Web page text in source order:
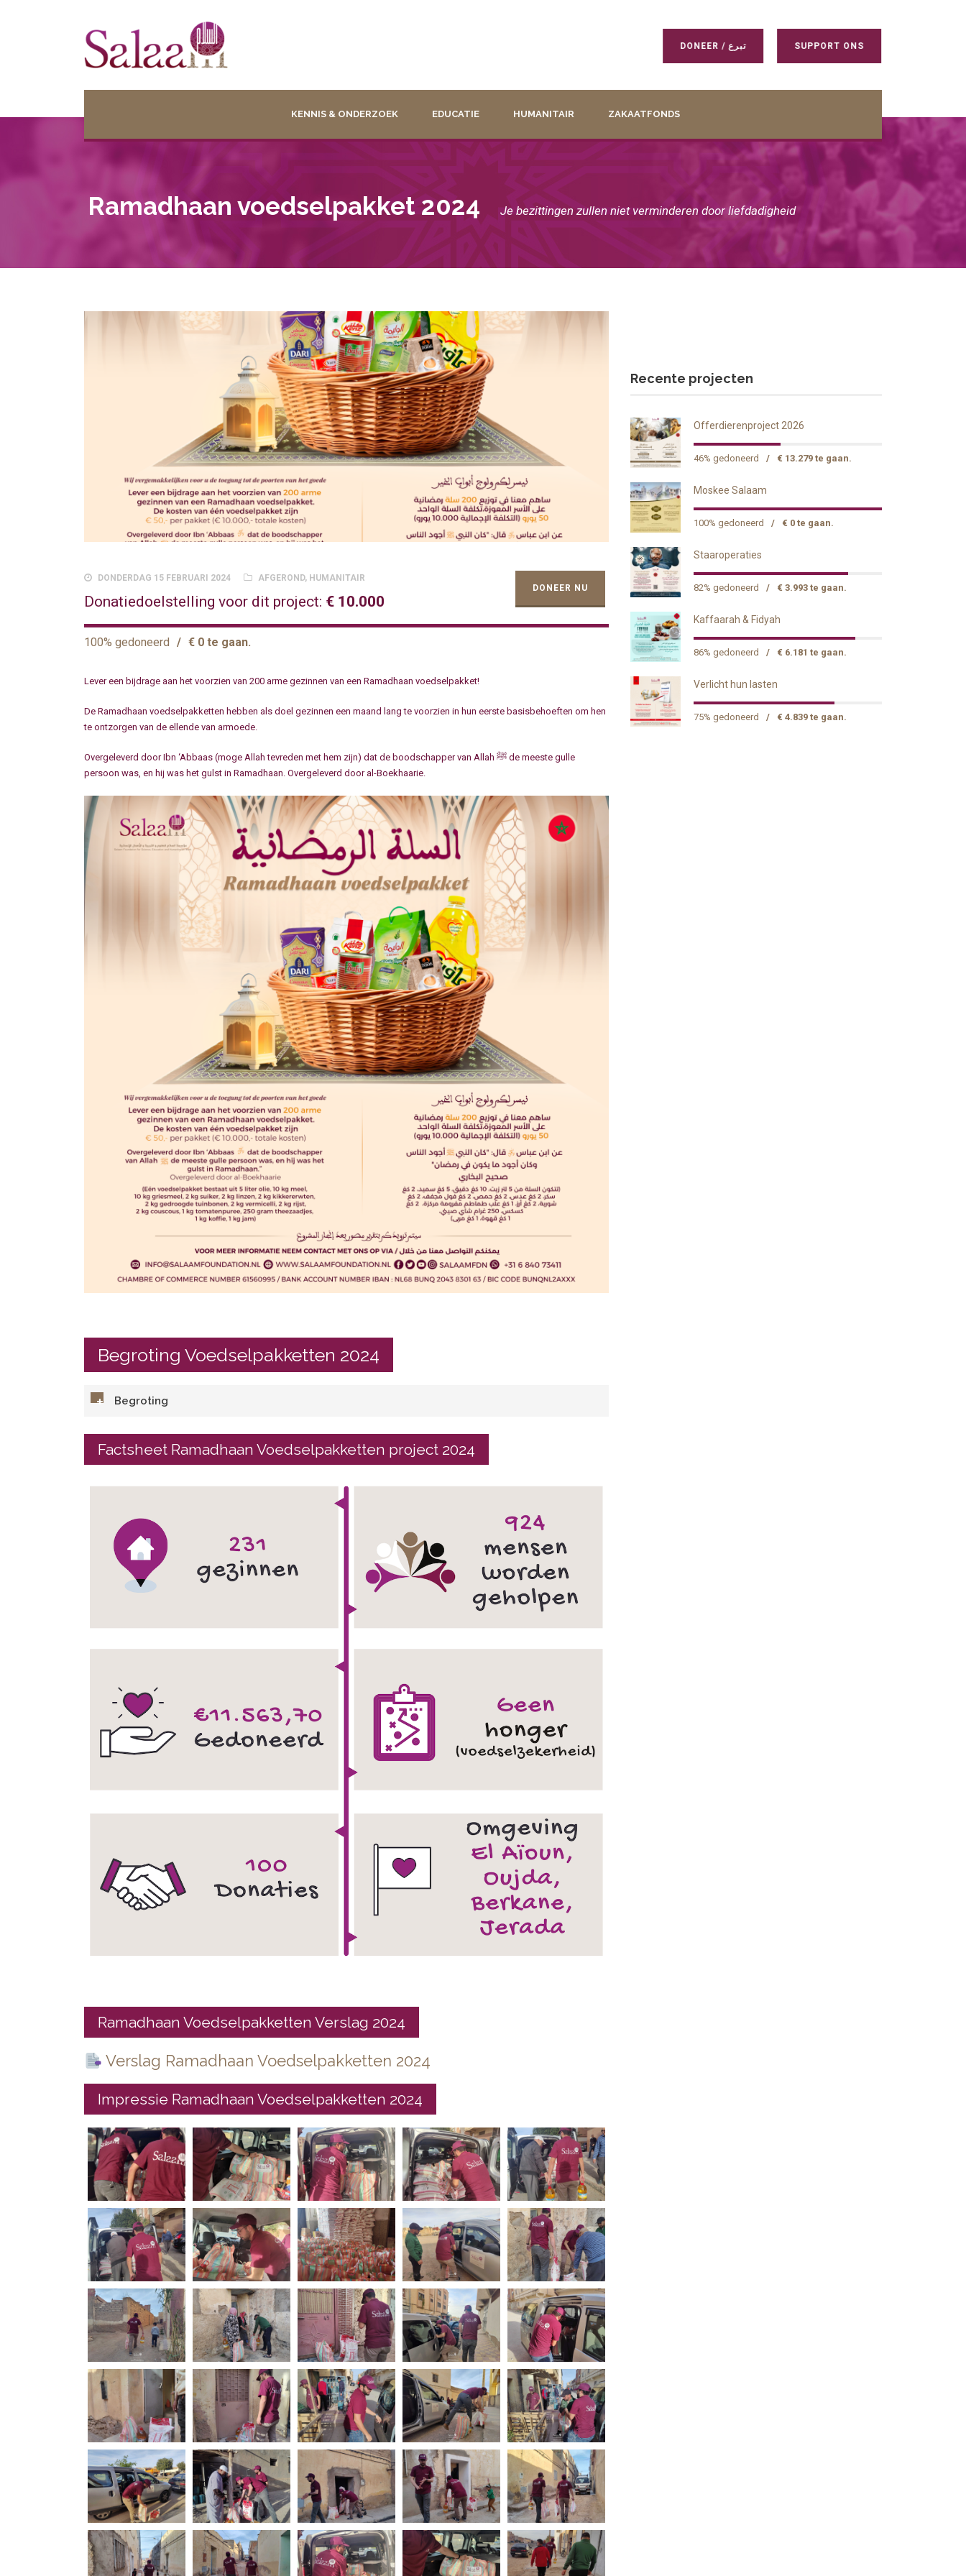
DONEER / تبرع SUPPORT ONS
KENNIS & ONDERZOEK EDUCATIE HUMANITAIR ZAKAATFONDS
Ramadhaan voedselpakket 2024 Je bezittingen zullen niet verminderen door liefdadigheid
DONDERDAG 15 FEBRUARI 2024 AFGEROND, HUMANITAIR
Donatiedoelstelling voor dit project: € 10.000
100% gedoneerd / € 0 te gaan.
DONEER NU
Lever een bijdrage aan het voorzien van 200 arme gezinnen van een Ramadhaan voedselpakket!
De Ramadhaan voedselpakketten hebben als doel gezinnen een maand lang te voorzien in hun eerste basisbehoeften om hen
te ontzorgen van de ellende van armoede.
Overgeleverd door Ibn ‘Abbaas (moge Allah tevreden met hem zijn) dat de boodschapper van Allah ﷺ de meeste gulle
persoon was, en hij was het gulst in Ramadhaan. Overgeleverd door al-Boekhaarie.
Begroting Voedselpakketten 2024
Begroting
Factsheet Ramadhaan Voedselpakketten project 2024
Ramadhaan Voedselpakketten Verslag 2024
Verslag Ramadhaan Voedselpakketten 2024
Impressie Ramadhaan Voedselpakketten 2024
Recente projecten
Offerdierenproject 2026
46% gedoneerd / € 13.279 te gaan.
Moskee Salaam
100% gedoneerd / € 0 te gaan.
Staaroperaties
82% gedoneerd / € 3.993 te gaan.
Kaffaarah & Fidyah
86% gedoneerd / € 6.181 te gaan.
Verlicht hun lasten
75% gedoneerd / € 4.839 te gaan.